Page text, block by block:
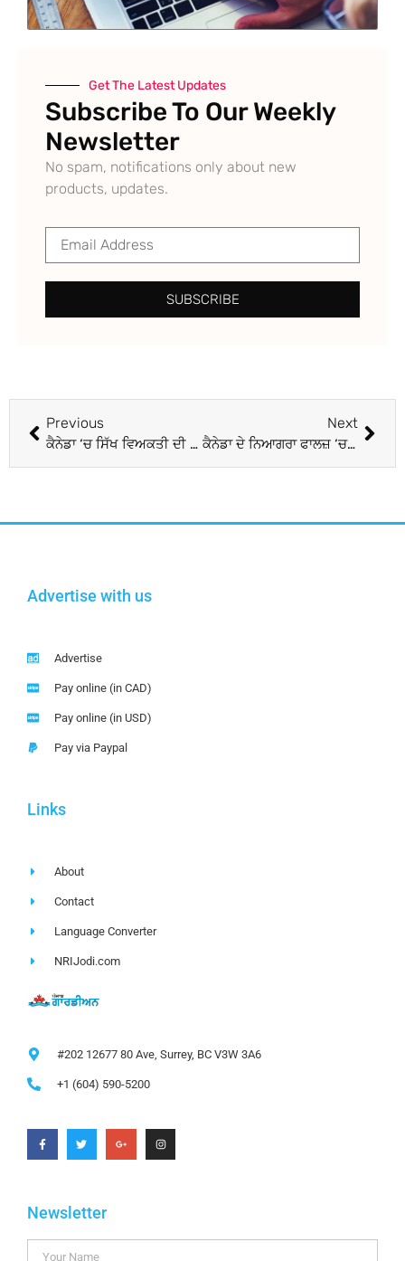
Get The Latest Updates
Subscribe To Our Weekly
Newsletter
No spam, notifications only about new
products, updates.
SUBSCRIBE
Previous
ਕੈਨੇਡਾ ‘ਚ ਸਿੱਖ ਵਿਅਕਤੀ ਦੀ ਮੌਤ, ਭਾਈਚਾਰੇ ‘ਚ ਸੋਗ ਦੀ ਲਹਿਰ
Next
ਕੈਨੇਡਾ ਦੇ ਨਿਆਗਰਾ ਫਾਲਜ਼ ‘ਚ ਮਨਾਈ ਜਾਵੇਗੀ ਦੀਵਾਲੀ, ਦੇਖਣਯੋਗ ਹੋਵੇਗਾ ਨਜ਼ਾਰਾ
Advertise with us
Advertise
Pay online (in CAD)
Pay online (in USD)
Pay via Paypal
Links
About
Contact
Language Converter
NRIJodi.com
#202 12677 80 Ave, Surrey, BC V3W 3A6
+1 (604) 590-5200
Newsletter